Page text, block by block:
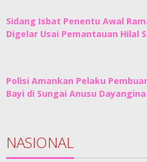
Sidang Isbat Penentu Awal
Digelar Usai Pemantauan Hilal
Polisi Amankan Pelaku
Bayi di Sungai Anusu Dayangina
NASIONAL